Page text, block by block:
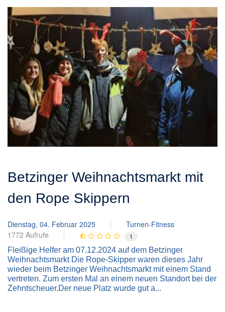
Betzinger Weihnachtsmarkt mit
den Rope Skippern
Dienstag, 04. Februar 2025
Turnen-Fitness
1772 Aufrufe
1
Fleißige Helfer am 07.12.2024 auf dem Betzinger
Weihnachtsmarkt Die Rope-Skipper waren dieses Jahr
wieder beim Betzinger Weihnachtsmarkt mit einem Stand
vertreten. Zum ersten Mal an einem neuen Standort bei der
Zehntscheuer.Der neue Platz wurde gut a...